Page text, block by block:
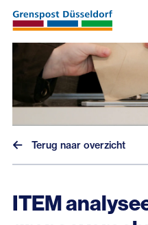
Nieuws
Terug naar overzicht
ITEM